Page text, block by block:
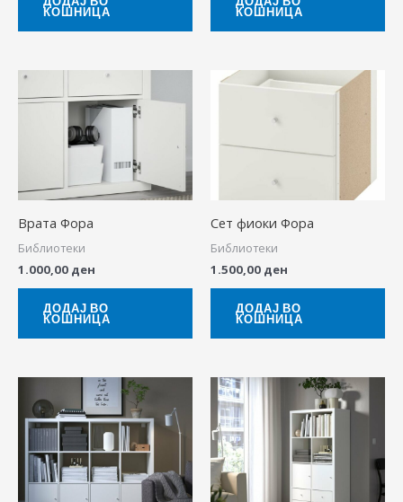
КОШНИЦА КОШНИЦА
Врата Фора
Библиотеки
1.000,00 ден
ДОДАЈ ВО
КОШНИЦА
Сет фиоки Фора
Библиотеки
1.500,00 ден
ДОДАЈ ВО
КОШНИЦА